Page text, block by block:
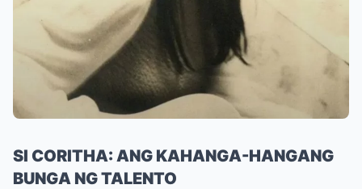
SI CORITHA: ANG KAHANGA-HANGANG
BUNGA NG TALENTO